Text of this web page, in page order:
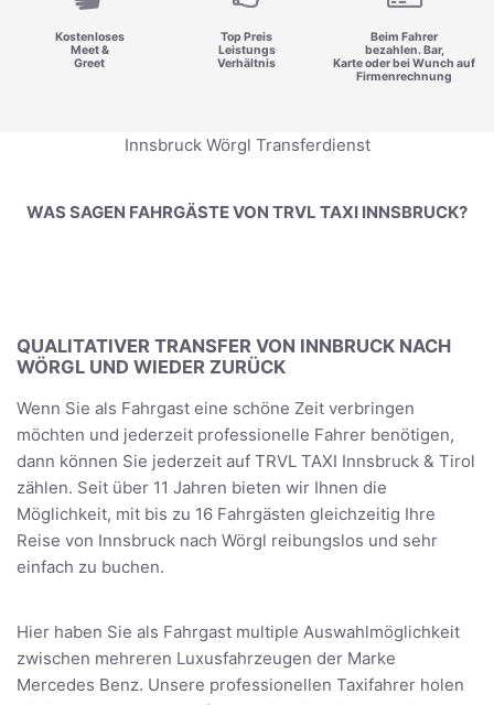
Kostenloses
Meet &
Greet
Top Preis
Leistungs
Verhältnis
Beim Fahrer
bezahlen. Bar,
Karte oder bei Wunch auf
Firmenrechnung
Innsbruck Wörgl Transferdienst
WAS SAGEN FAHRGÄSTE VON TRVL TAXI INNSBRUCK?
QUALITATIVER TRANSFER VON INNBRUCK NACH
WÖRGL UND WIEDER ZURÜCK
Wenn Sie als Fahrgast eine schöne Zeit verbringen
möchten und jederzeit professionelle Fahrer benötigen,
dann können Sie jederzeit auf TRVL TAXI Innsbruck & Tirol
zählen. Seit über 11 Jahren bieten wir Ihnen die
Möglichkeit, mit bis zu 16 Fahrgästen gleichzeitig Ihre
Reise von Innsbruck nach Wörgl reibungslos und sehr
einfach zu buchen.
Hier haben Sie als Fahrgast multiple Auswahlmöglichkeit
zwischen mehreren Luxusfahrzeugen der Marke
Mercedes Benz. Unsere professionellen Taxifahrer holen